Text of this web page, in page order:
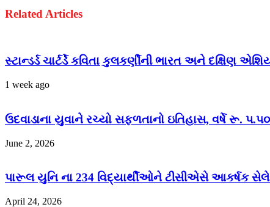
Related Articles
સ્ટાન્ડર્ડ ચાર્ટર્ડે કવિતા કુલકર્ણીની ભારત અને
1 week ago
ઉદવાડાના યુવાને રચ્યો સફળતાનો ઇતિહાસ, વર્ષે રૂ.
June 2, 2026
પારૂલ યુનિ ના 234 વિદ્યાર્થીઓને ટીસીએસે આકર્ષક
April 24, 2026